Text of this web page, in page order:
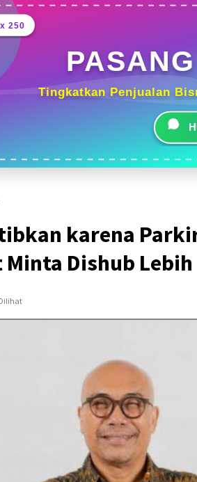
250
Tingkatkan Penjualan
karena
Minta Dishub